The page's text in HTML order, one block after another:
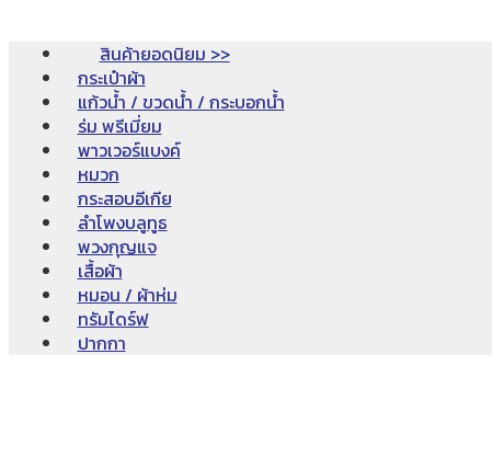
สินค้ายอดนิยม >>
กระเป๋าผ้า
แก้วน้ำ / ขวดน้ำ / กระบอกน้ำ
ร่ม พรีเมี่ยม
พาวเวอร์แบงค์
หมวก
กระสอบอีเกีย
ลำโพงบลูทูธ
พวงกุญแจ
เสื้อผ้า
หมอน / ผ้าห่ม
ทรัมไดร์ฟ
ปากกา